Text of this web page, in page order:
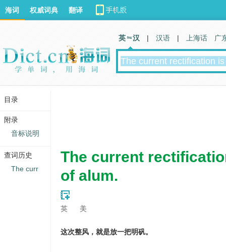
The current
of alum.
英 美
这次整风，就是放一把明矾。
海词 权威词典 翻译
英 汉 | 汉语 | 上海话 广
目录
附录
音标说明
查词历史
The curr